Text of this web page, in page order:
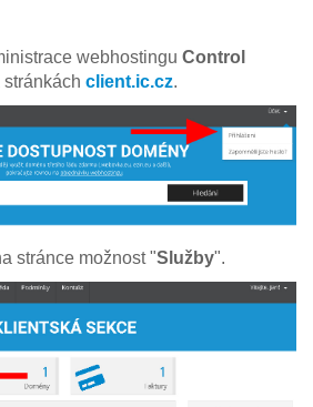
webhostingu Control
client.ic.cz.
stránce možnost "Služby".